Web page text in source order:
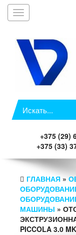
+375 (29)
+375 (33)
Toggle
navigation
ГЛАВНАЯ »
МАШИНЫ »
PICCOLA 3.0 MK